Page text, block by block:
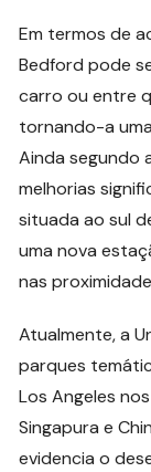
Em termos de
Bedford pode
carro ou entre
tornando-a
Ainda segundo
melhorias
situada ao sul
uma nova
nas
Atualmente, a
parques
Los Angeles
Singapura e
evidencia o